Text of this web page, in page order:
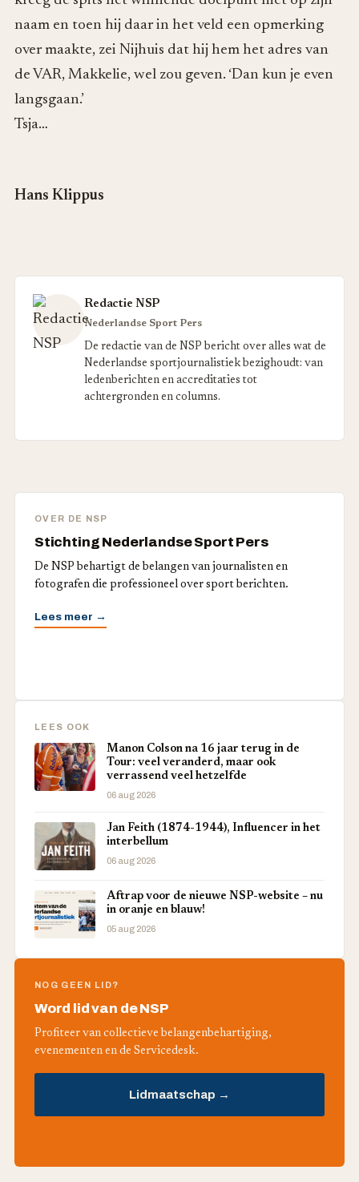
naam en toen hij daar in het veld een opmerking
over maakte, zei Nijhuis dat hij hem het adres van
de VAR, Makkelie, wel zou geven. ‘Dan kun je even
langsgaan.’
Tsja…
Hans Klippus
Redactie NSP
Nederlandse Sport Pers
De redactie van de NSP bericht over alles wat de
Nederlandse sportjournalistiek bezighoudt: van
ledenberichten en accreditaties tot
achtergronden en columns.
OVER DE NSP
Stichting Nederlandse Sport Pers
De NSP behartigt de belangen van journalisten en
fotografen die professioneel over sport berichten.
Lees meer →
LEES OOK
Manon Colson na 16 jaar terug in de
Tour: veel veranderd, maar ook
verrassend veel hetzelfde
06 aug 2026
Jan Feith (1874-1944), Influencer in het
interbellum
06 aug 2026
Aftrap voor de nieuwe NSP-website – nu
in oranje en blauw!
05 aug 2026
NOG GEEN LID?
Word lid van de NSP
Profiteer van collectieve belangenbehartiging,
evenementen en de Servicedesk.
Lidmaatschap →